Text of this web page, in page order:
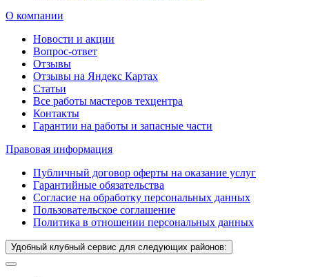
О компании
Новости и акции
Вопрос-ответ
Отзывы
Отзывы на Яндекс Картах
Статьи
Все работы мастеров техцентра
Контакты
Гарантии на работы и запасные части
Правовая информация
Публичный договор оферты на оказание услуг
Гарантийные обязательства
Согласие на обработку персональных данных
Пользовательское соглашение
Политика в отношении персональных данных
Удобный клубный сервис для следующих районов: